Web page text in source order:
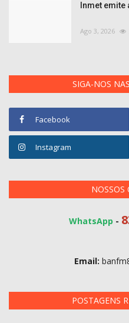
Inmet
Ago 3, 2026
SIGA-NOS
Facebook
Instagram
NOSSOS
WhatsApp -
Email:
POSTAGENS